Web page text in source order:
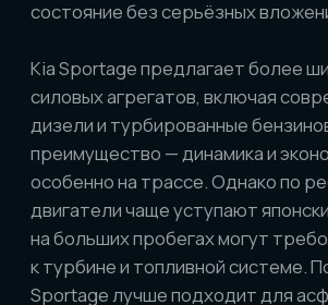
кроссоверов на вторичном рынке ниже: цена
последующее обслуживание Sportage выглядит
выгоднее в моменте, особенно если важна
современная начинка и доступная цена.
Сравнение Honda CR-V и Kia Sportage на
азиатских аукционах показывает, что выбор
зависит от приоритетов. CR-V — это
надежность, долговечность и высокая
остаточная стоимость, что делает его
оптимальным вариантом для тех, кто ищет
автомобиль «на годы». Kia Sportage — это
современный дизайн, технологии и доступность,